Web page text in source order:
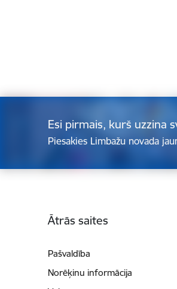
Esi pirmais, kurš uzzina
Piesakies Limbažu novada
Ātrās saites
Pašvaldība
Norēķinu informācija